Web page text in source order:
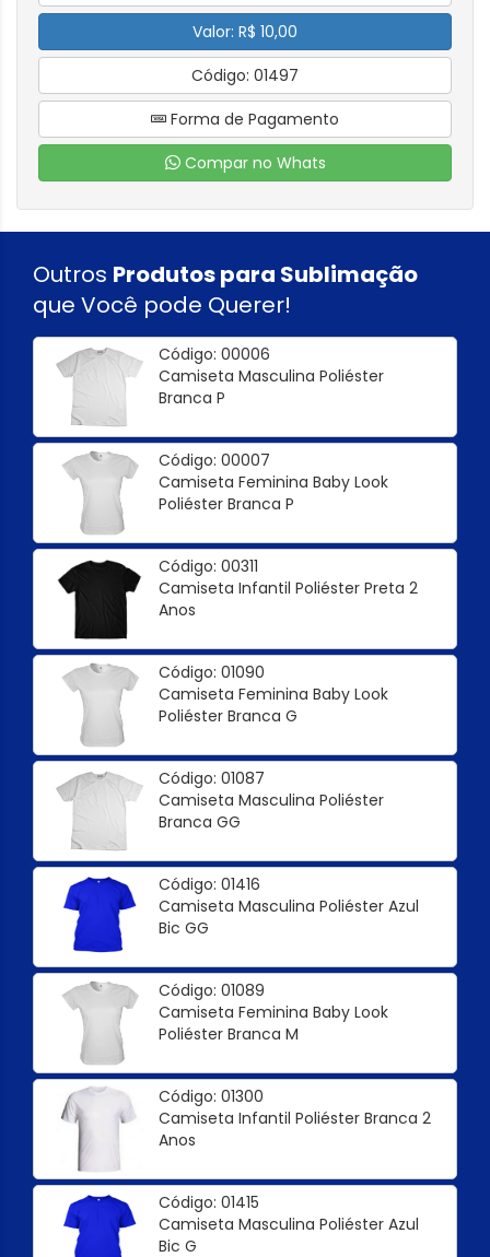
Valor: R$ 10,00
Código: 01497
Forma de Pagamento
Compar no Whats
Outros Produtos para Sublimação
que Você pode Querer!
Código: 00006
Camiseta Masculina Poliéster
Branca P
Código: 00007
Camiseta Feminina Baby Look
Poliéster Branca P
Código: 00311
Camiseta Infantil Poliéster Preta 2
Anos
Código: 01090
Camiseta Feminina Baby Look
Poliéster Branca G
Código: 01087
Camiseta Masculina Poliéster
Branca GG
Código: 01416
Camiseta Masculina Poliéster Azul
Bic GG
Código: 01089
Camiseta Feminina Baby Look
Poliéster Branca M
Código: 01300
Camiseta Infantil Poliéster Branca 2
Anos
Código: 01415
Camiseta Masculina Poliéster Azul
Bic G